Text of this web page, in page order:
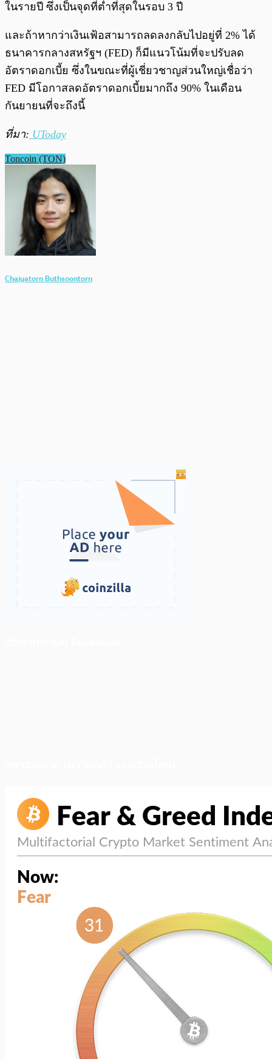
ในรายปี ซึ่งเป็นจุดที่ต่ำที่สุดในรอบ 3 ปี
และถ้าหากว่าเงินเฟ้อสามารถลดลงกลับไปอยู่ที่ 2% ได้
ธนาคารกลางสหรัฐฯ (FED) ก็มีแนวโน้มที่จะปรับลด
อัตราดอกเบี้ย ซึ่งในขณะที่ผู้เชี่ยวชาญส่วนใหญ่เชื่อว่า
FED มีโอกาสลดอัตราดอกเบี้ยมากถึง 90% ในเดือน
กันยายนที่จะถึงนี้
ที่มา: UToday
Toncoin (TON)
Chaiyatorn Buthsoontorn